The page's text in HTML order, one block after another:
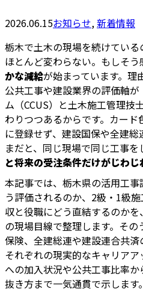
2026.06.15お知らせ,新着情報
栃木で土木の現場を続けてい
ほとんど変わらない。もしそ
かな減給が始まっています。理
公共工事や建設業界の評価軸
ム（CCUS）と土木施工管理技
わりつつあるからです。カード
に登録せず、建設国保や全建
まだと、同じ現場で同じ工事を
と将来の受注条件だけがじわじ
本記事では、栃木県の活用工
う評価されるのか、2級・1級
収と役職にどう直結するのか
の現場目線で整理します。そ
保険、全建総連や建設連合共
それぞれの現実的なキャリア
への加入状況や公共工事比率
抜き方まで一気通貫で示します。